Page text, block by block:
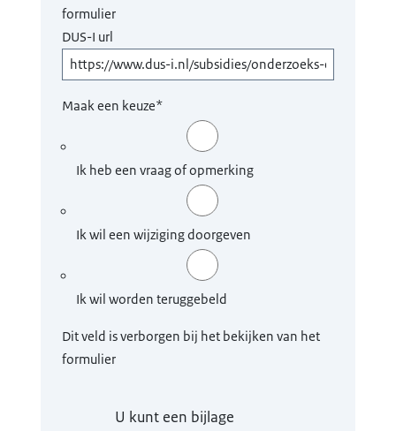
formulier
DUS-I url
Maak een keuze*
Ik heb een vraag of opmerking
Ik wil een wijziging doorgeven
Ik wil worden teruggebeld
Dit veld is verborgen bij het bekijken van het
formulier
U kunt een bijlage